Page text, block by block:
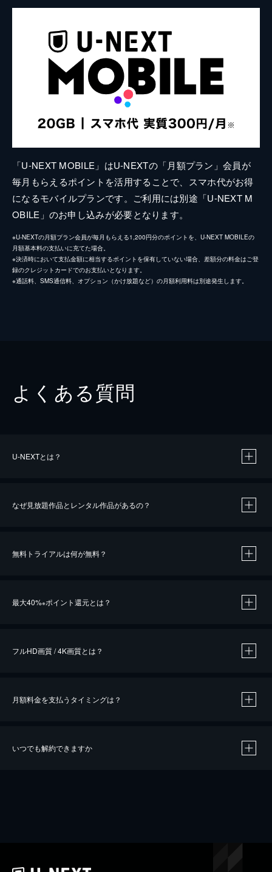
「U-NEXT MOBILE」はU-NEXTの「月額プラン」会員が
毎月もらえるポイントを活用することで、スマホ代がお得
になるモバイルプランです。ご利用には別途「U-NEXT M
OBILE」のお申し込みが必要となります。
※U-NEXTの月額プラン会員が毎月もらえる1,200円分のポイントを、U-NEXT MOBILEの
月額基本料の支払いに充てた場合。
※決済時において支払金額に相当するポイントを保有していない場合、差額分の料金はご登
録のクレジットカードでのお支払いとなります。
※通話料、SMS通信料、オプション（かけ放題など）の月額利用料は別途発生します。
よくある質問
U-NEXTとは？
なぜ見放題作品とレンタル作品があるの？
無料トライアルは何が無料？
最大40%※ポイント還元とは？
※40％ポイント還元の対象は、クレジットカード決済による作品の購入 / レンタルです。
iOSアプリのUコイン決済による作品の購入 / レンタルは、20％のポイント還元です。
フルHD画質 / 4K画質とは？
月額料金を支払うタイミングは？
いつでも解約できますか